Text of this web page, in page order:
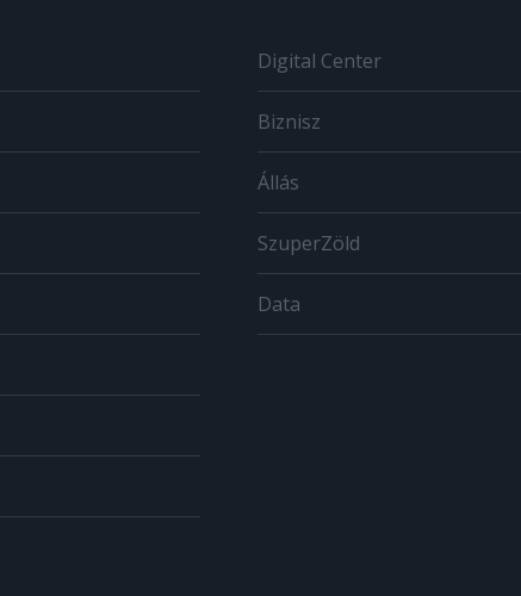
Digital Center
Biznisz
Állás
SzuperZöld
Data